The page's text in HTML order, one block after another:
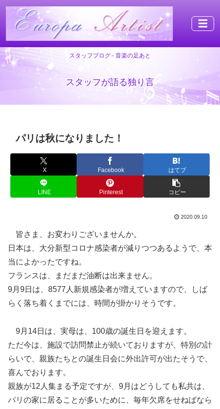
☰
スタッフブログ - 音楽の足あと
スタッフが語る独り言
パリは秋になりました！
X Facebook はてブ
LINE Pinterest コピー
2020.09.10
皆さま、お変わりございませんか。
日本は、大分新型コロナ感染者が減りつつあるようで、本
当によかったですね。
フランスは、まだまだ油断は出来ません。
9月9日は、8577人新規感染者が増えていますので、しば
らく落ち着くまでには、時間が掛かりそうです。
9月14日は、実母は、100歳の誕生日を迎えます。
ただ今は、施設で訪問禁止が続いておりますが、特別の計
らいで、親族たちとの誕生日会に外出許可が出たそうで、
喜んでおります。
親族が12人集まる予定ですが、9月はどうしても私共は、
パリの家に居ることが多いために、毎年欠席をせねばなら